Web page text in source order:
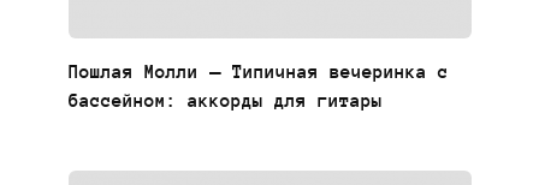
Пошлая Молли — Типичная вечеринка с
бассейном: аккорды для гитары